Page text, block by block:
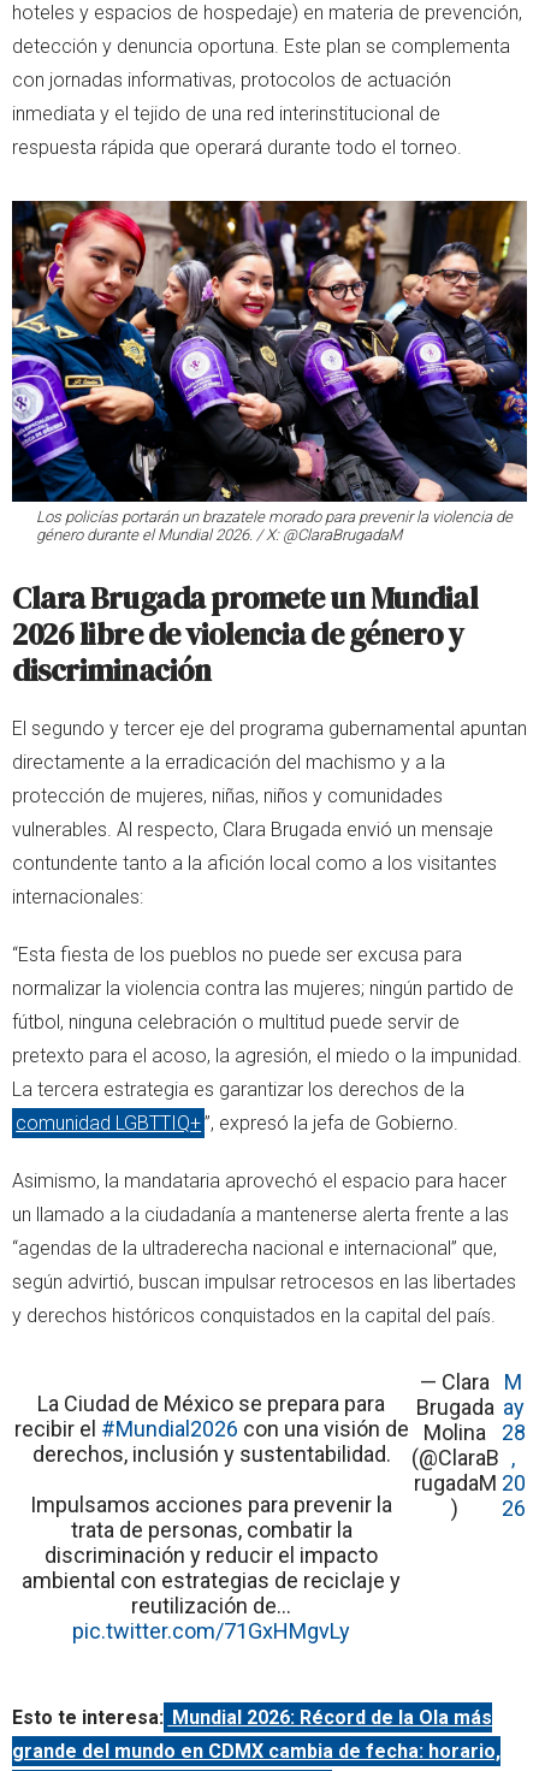
hoteles y espacios de hospedaje) en materia de prevención,
detección y denuncia oportuna. Este plan se complementa
con jornadas informativas, protocolos de actuación
inmediata y el tejido de una red interinstitucional de
respuesta rápida que operará durante todo el torneo.
Los policías portarán un brazatele morado para prevenir la violencia de
género durante el Mundial 2026. / X: @ClaraBrugadaM
Clara Brugada promete un Mundial
2026 libre de violencia de género y
discriminación
El segundo y tercer eje del programa gubernamental apuntan
directamente a la erradicación del machismo y a la
protección de mujeres, niñas, niños y comunidades
vulnerables. Al respecto, Clara Brugada envió un mensaje
contundente tanto a la afición local como a los visitantes
internacionales:
“Esta fiesta de los pueblos no puede ser excusa para
normalizar la violencia contra las mujeres; ningún partido de
fútbol, ninguna celebración o multitud puede servir de
pretexto para el acoso, la agresión, el miedo o la impunidad.
La tercera estrategia es garantizar los derechos de la
comunidad LGBTTIQ+”, expresó la jefa de Gobierno.
Asimismo, la mandataria aprovechó el espacio para hacer
un llamado a la ciudadanía a mantenerse alerta frente a las
“agendas de la ultraderecha nacional e internacional” que,
según advirtió, buscan impulsar retrocesos en las libertades
y derechos históricos conquistados en la capital del país.
La Ciudad de México se prepara para
recibir el #Mundial2026 con una visión de
derechos, inclusión y sustentabilidad.
Impulsamos acciones para prevenir la
trata de personas, combatir la
discriminación y reducir el impacto
ambiental con estrategias de reciclaje y
reutilización de…
pic.twitter.com/71GxHMgvLy
— Clara
Brugada
Molina
(@ClaraB
rugadaM
)
M
ay
28
,
20
26
Esto te interesa: Mundial 2026: Récord de la Ola más
grande del mundo en CDMX cambia de fecha: horario,